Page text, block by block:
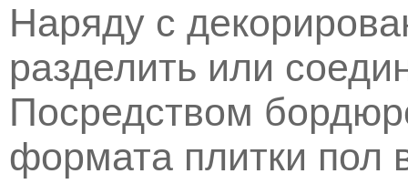
Наряду с
разделить или
Посредством
формата плитки пол